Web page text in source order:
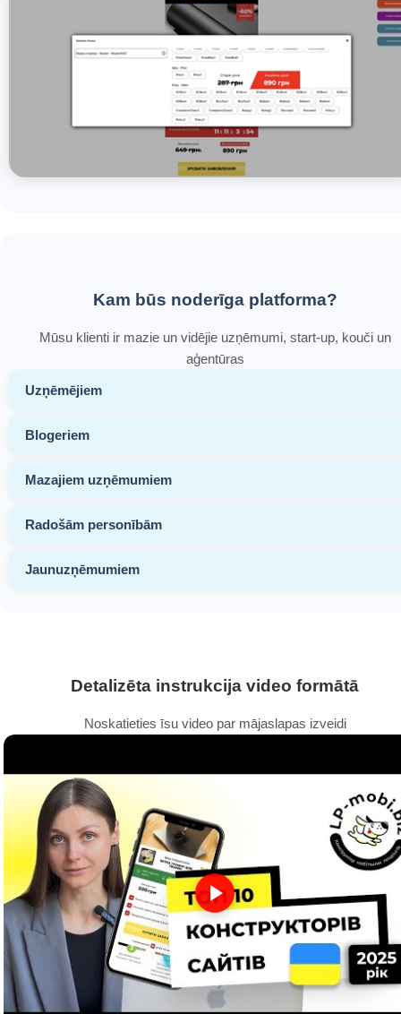
Kam būs noderīga platforma?
Mūsu klienti ir mazie un vidējie uzņēmumi, start-up, kouči un
aģentūras
Uzņēmējiem
Blogeriem
Mazajiem uzņēmumiem
Radošām personībām
Jaunuzņēmumiem
Detalizēta instrukcija video formātā
Noskatieties īsu video par mājaslapas izveidi